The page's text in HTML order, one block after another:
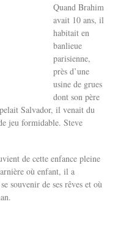
Quand Brahim
avait 10 ans, il
habitait en
banlieue
parisienne,
près d’une
usine de grues
dont son père
Salvador, il venait du
jeu formidable. Steve
de cette enfance pleine
où enfant, il a
souvenir de ses rêves et où